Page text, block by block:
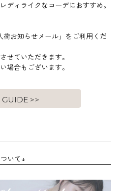
ディライクなコーデにおすすめ。
お知らせメール」をご利用くだ
せていただきます。
場合もございます。
GUIDE >>
いて↓